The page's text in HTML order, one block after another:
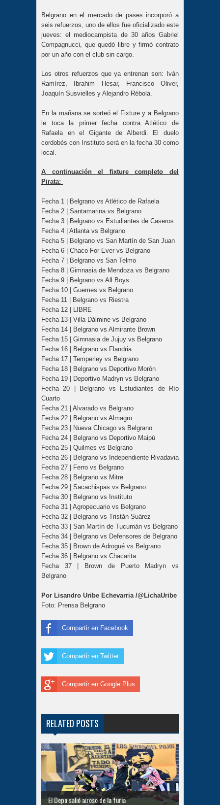
Belgrano en el mercado de pases incorporó a
seis refuerzos, uno de ellos fue oficializado este
jueves: el mediocampista de 30 años Gabriel
Compagnucci, que quedó libre y firmó contrato
por un año con el club sin cargo.
Los otros refuerzos que ya entrenan son: Iván
Ramírez, Ibrahim Hesar, Francisco Oliver,
Joaquín Susvielles y Alejandro Rébola.
En la mañana se sorteó el Fixture y a Belgrano
le toca la primer fecha contra Atlético de
Rafaela en el Gigante de Alberdi. El duelo
cordobés con Instituto será en la fecha 30 como
local.
A continuación el fixture completo del
Pirata:
Fecha 1 | Belgrano vs Atlético de Rafaela
Fecha 2 | Santamarina vs Belgrano
Fecha 3 | Belgrano vs Estudiantes de Caseros
Fecha 4 | Atlanta vs Belgrano
Fecha 5 | Belgrano vs San Martín de San Juan
Fecha 6 | Chaco For Ever vs Belgrano
Fecha 7 | Belgrano vs San Telmo
Fecha 8 | Gimnasia de Mendoza vs Belgrano
Fecha 9 | Belgrano vs All Boys
Fecha 10 | Guemes vs Belgrano
Fecha 11 | Belgrano vs Riestra
Fecha 12 | LIBRE
Fecha 13 | Villa Dálmine vs Belgrano
Fecha 14 | Belgrano vs Almirante Brown
Fecha 15 | Gimnasia de Jujuy vs Belgrano
Fecha 16 | Belgrano vs Flandria
Fecha 17 | Temperley vs Belgrano
Fecha 18 | Belgrano vs Deportivo Morón
Fecha 19 | Deportivo Madryn vs Belgrano
Fecha 20 | Belgrano vs Estudiantes de Río
Cuarto
Fecha 21 | Alvarado vs Belgrano
Fecha 22 | Belgrano vs Almagro
Fecha 23 | Nueva Chicago vs Belgrano
Fecha 24 | Belgrano vs Deportivo Maipú
Fecha 25 | Quilmes vs Belgrano
Fecha 26 | Belgrano vs Independiente Rivadavia
Fecha 27 | Ferro vs Belgrano
Fecha 28 | Belgrano vs Mitre
Fecha 29 | Sacachispas vs Belgrano
Fecha 30 | Belgrano vs Instituto
Fecha 31 | Agropecuario vs Belgrano
Fecha 32 | Belgrano vs Tristán Suárez
Fecha 33 | San Martín de Tucumán vs Belgrano
Fecha 34 | Belgrano vs Defensores de Belgrano
Fecha 35 | Brown de Adrogué vs Belgrano
Fecha 36 | Belgrano vs Chacarita
Fecha 37 | Brown de Puerto Madryn vs
Belgrano
Por Lisandro Uribe Echevarria /@LichaUribe
Foto: Prensa Belgrano
Compartir en Facebook
Compartir en Twitter
Compartir en Google Plus
RELATED POSTS
El Depo salió aíroso de la furia